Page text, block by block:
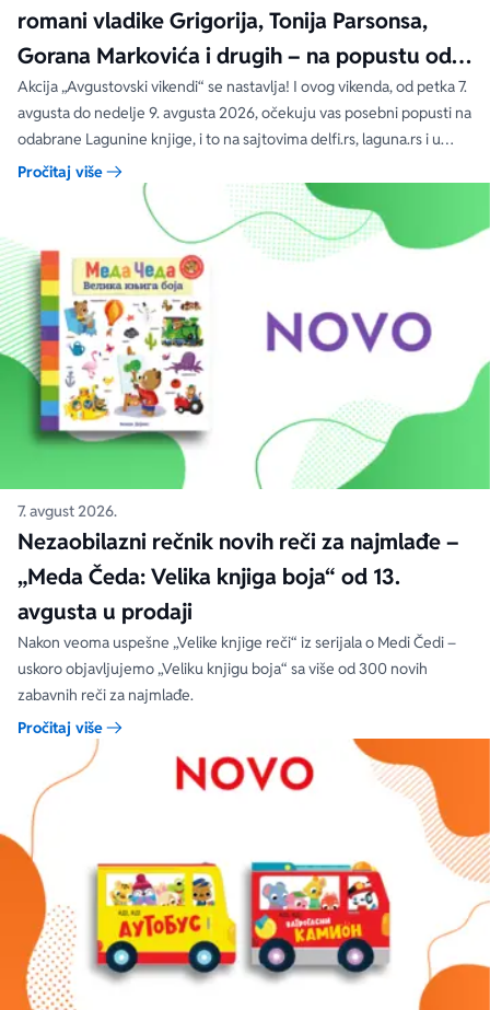
romani vladike Grigorija, Tonija Parsonsa,
Gorana Markovića i drugih – na popustu od
čak 40, 50 i 60%
Akcija „Avgustovski vikendi“ se nastavlja! I ovog vikenda, od petka 7.
avgusta do nedelje 9. avgusta 2026, očekuju vas posebni popusti na
odabrane Lagunine knjige, i to na sajtovima delfi.rs, laguna.rs i u
svim Delfi knjižarama.
Pročitaj više
7. avgust 2026.
Nezaobilazni rečnik novih reči za najmlađe –
„Meda Čeda: Velika knjiga boja“ od 13.
avgusta u prodaji
Nakon veoma uspešne „Velike knjige reči“ iz serijala o Medi Čedi –
uskoro objavljujemo „Veliku knjigu boja“ sa više od 300 novih
zabavnih reči za najmlađe.
Pročitaj više